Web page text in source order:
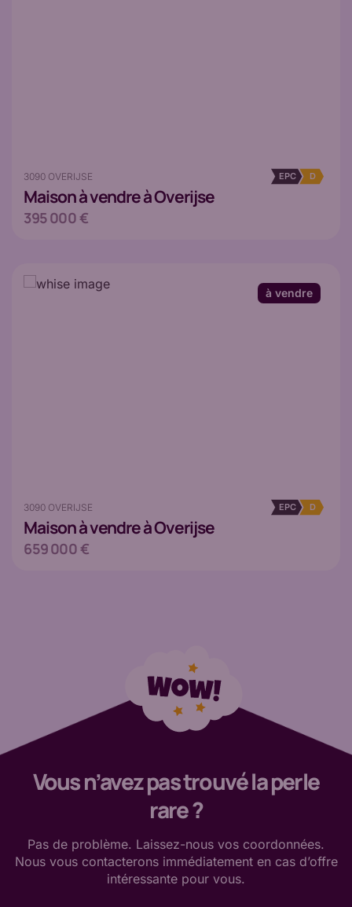
3090 OVERIJSE
Maisonà vendre à Overijse
EPC D
395 000 €
3090 OVERIJSE
Maisonà vendre à Overijse
EPC D
659 000 €
à vendre
Vous n’avez pas trouvé la perle
rare ?
Pas de problème. Laissez-nous vos coordonnées.
Nous vous contacterons immédiatement en cas d’offre
intéressante pour vous.